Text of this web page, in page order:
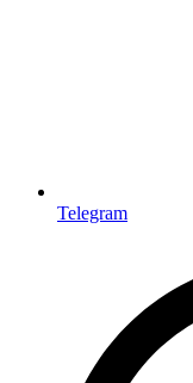
Telegram